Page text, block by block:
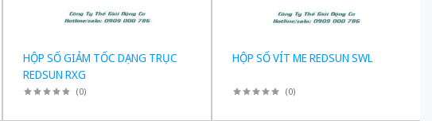
HỘP SỐ GIẢM TỐC DẠNG TRỤC
REDSUN RXG
(0)
HỘP SỐ VÍT ME REDSUN SWL
(0)